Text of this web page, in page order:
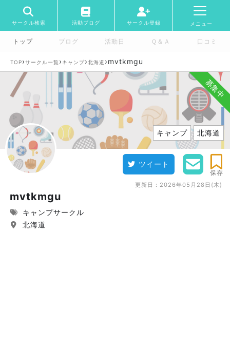
サークル検索 活動ブログ サークル登録 メニュー
トップ ブログ 活動日 Ｑ＆Ａ 口コミ
TOP›サークル一覧 › キャンプ›北海道 ›mvtkmgu
募集中
キャンプ 北海道
ツイート
保存
更新日： 2026年05月28日(木)
mvtkmgu
キャンプサークル
北海道